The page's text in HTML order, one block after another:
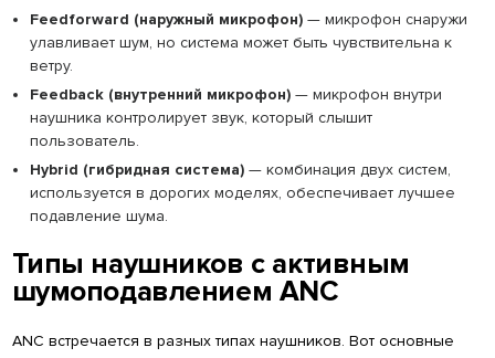
Feedforward (наружный микрофон) — микрофон снаружи
улавливает шум, но система может быть чувствительна к
ветру.
Feedback (внутренний микрофон) — микрофон внутри
наушника контролирует звук, который слышит
пользователь.
Hybrid (гибридная система) — комбинация двух систем,
используется в дорогих моделях, обеспечивает лучшее
подавление шума.
Типы наушников с активным
шумоподавлением ANC
ANC встречается в разных типах наушников. Вот основные